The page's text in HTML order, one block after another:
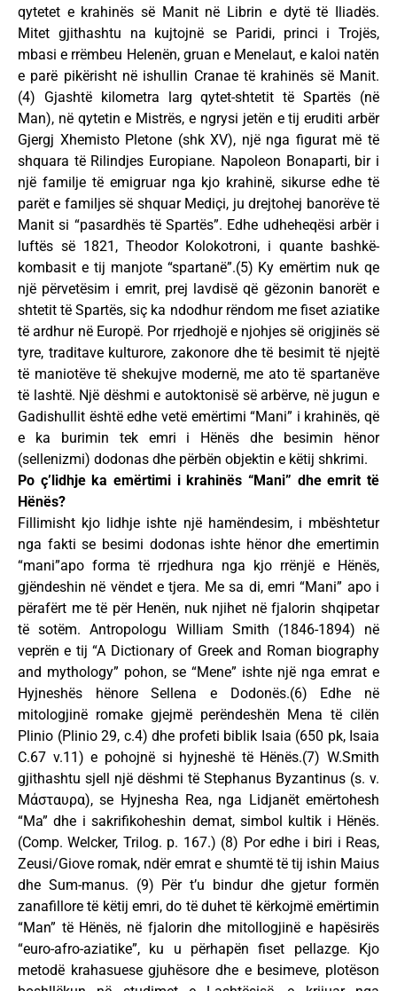
qytetet e krahinës së Manit në Librin e dytë të Iliadës.
Mitet gjithashtu na kujtojnë se Paridi, princi i Trojës,
mbasi e rrëmbeu Helenën, gruan e Menelaut, e kaloi natën
e parë pikërisht në ishullin Cranae të krahinës së Manit.
(4) Gjashtë kilometra larg qytet-shtetit të Spartës (në
Man), në qytetin e Mistrës, e ngrysi jetën e tij eruditi arbër
Gjergj Xhemisto Pletone (shk XV), një nga figurat më të
shquara të Rilindjes Europiane. Napoleon Bonaparti, bir i
një familje të emigruar nga kjo krahinë, sikurse edhe të
parët e familjes së shquar Mediçi, ju drejtohej banorëve të
Manit si “pasardhës të Spartës”. Edhe udheheqësi arbër i
luftës së 1821, Theodor Kolokotroni, i quante bashkë-
kombasit e tij manjote “spartanë”.(5) Ky emërtim nuk qe
një përvetësim i emrit, prej lavdisë që gëzonin banorët e
shtetit të Spartës, siç ka ndodhur rëndom me fiset aziatike
të ardhur në Europë. Por rrjedhojë e njohjes së origjinës së
tyre, traditave kulturore, zakonore dhe të besimit të njejtë
të maniotëve të shekujve modernë, me ato të spartanëve
të lashtë. Një dëshmi e autoktonisë së arbërve, në jugun e
Gadishullit është edhe vetë emërtimi “Mani” i krahinës, që
e ka burimin tek emri i Hënës dhe besimin hënor
(sellenizmi) dodonas dhe përbën objektin e këtij shkrimi.
Po ç’lidhje ka emërtimi i krahinës “Mani” dhe emrit të
Hënës?
Fillimisht kjo lidhje ishte një hamëndesim, i mbështetur
nga fakti se besimi dodonas ishte hënor dhe emertimin
“mani”apo forma të rrjedhura nga kjo rrënjë e Hënës,
gjëndeshin në vëndet e tjera. Me sa di, emri “Mani” apo i
përafërt me të për Henën, nuk njihet në fjalorin shqipetar
të sotëm. Antropologu William Smith (1846-1894) në
veprën e tij “A Dictionary of Greek and Roman biography
and mythology” pohon, se “Mene” ishte një nga emrat e
Hyjneshës hënore Sellena e Dodonës.(6) Edhe në
mitologjinë romake gjejmë perëndeshën Mena të cilën
Plinio (Plinio 29, c.4) dhe profeti biblik Isaia (650 pk, Isaia
C.67 v.11) e pohojnë si hyjneshë të Hënës.(7) W.Smith
gjithashtu sjell një dëshmi të Stephanus Byzantinus (s. v.
Μάσταυρα), se Hyjnesha Rea, nga Lidjanët emërtohesh
“Ma” dhe i sakrifikoheshin demat, simbol kultik i Hënës.
(Comp. Welcker, Trilog. p. 167.) (8) Por edhe i biri i Reas,
Zeusi/Giove romak, ndër emrat e shumtë të tij ishin Maius
dhe Sum-manus. (9) Për t’u bindur dhe gjetur formën
zanafillore të këtij emri, do të duhet të kërkojmë emërtimin
“Man” të Hënës, në fjalorin dhe mitollogjinë e hapësirës
“euro-afro-aziatike”, ku u përhapën fiset pellazge. Kjo
metodë krahasuese gjuhësore dhe e besimeve, plotëson